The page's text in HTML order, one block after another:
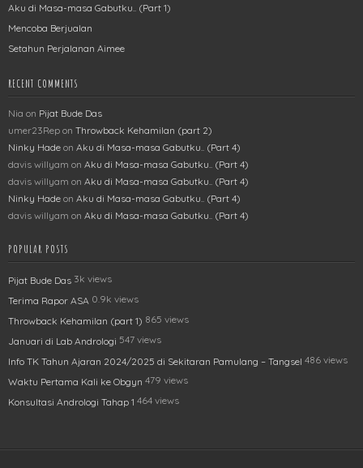
Aku di Masa-masa Gabutku.. (Part 1)
Mencoba Berjualan
Setahun Perjalanan Aimee
RECENT COMMENTS
Nia on Pijat Bude Das
umer23Rep on Throwback Kehamilan (part 2)
Ninky Hade on Aku di Masa-masa Gabutku.. (Part 4)
davis willyam on Aku di Masa-masa Gabutku.. (Part 4)
davis willyam on Aku di Masa-masa Gabutku.. (Part 4)
Ninky Hade on Aku di Masa-masa Gabutku.. (Part 4)
davis willyam on Aku di Masa-masa Gabutku.. (Part 4)
POPULAR POSTS
Pijat Bude Das 3k views
Terima Rapor ASA 0.9k views
Throwback Kehamilan (part 1) 865 views
Januari di Lab Andrologi 547 views
Info TK Tahun Ajaran 2024/2025 di Sekitaran Pamulang – Tangsel 486 views
Waktu Pertama Kali ke Obgyn 479 views
Konsultasi Andrologi Tahap 1 464 views